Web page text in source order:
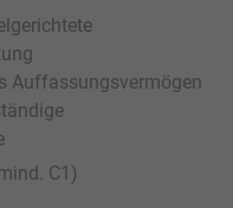
Auffassungsvermögen
C1)